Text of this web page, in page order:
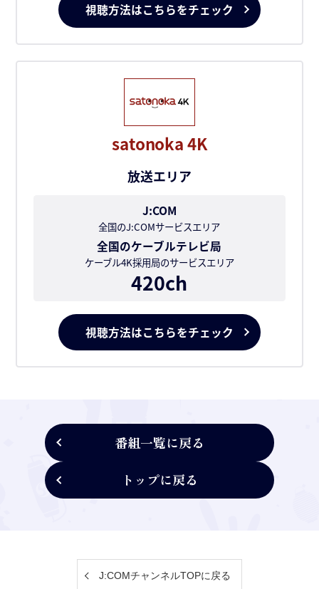
視聴方法はこちらをチェック
satonoka 4K
放送エリア
J:COM
全国のJ:COMサービスエリア
全国のケーブルテレビ局
ケーブル4K採用局のサービスエリア
420ch
視聴方法はこちらをチェック
番組一覧に戻る
トップに戻る
J:COMチャンネルTOPに戻る